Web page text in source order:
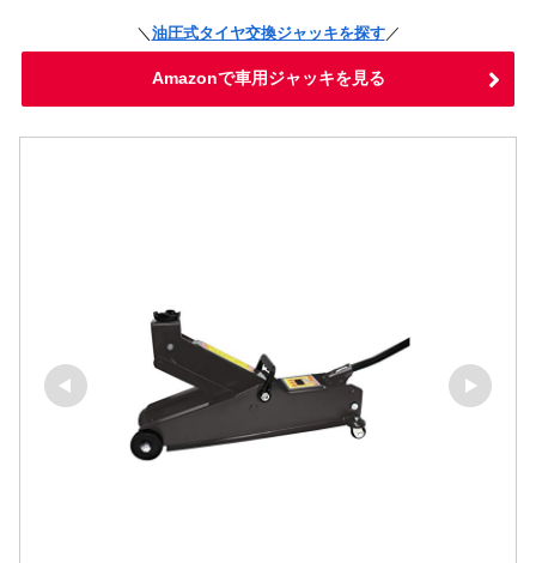
＼ 油圧式タイヤ交換ジャッキを探す／
Amazonで車用ジャッキを見る